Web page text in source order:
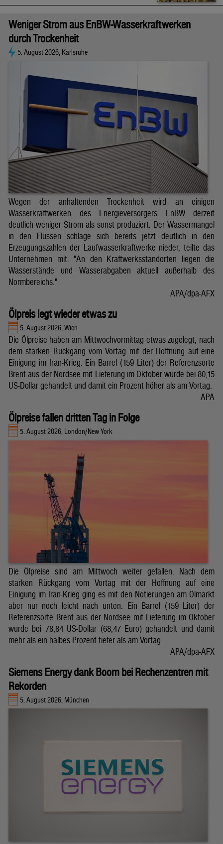
Weniger Strom aus EnBW-Wasserkraftwerken
durch Trockenheit
5. August 2026, Karlsruhe
Wegen der anhaltenden Trockenheit wird an einigen
Wasserkraftwerken des Energieversorgers EnBW derzeit
deutlich weniger Strom als sonst produziert. Der Wassermangel
in den Flüssen schlage sich bereits jetzt deutlich in den
Erzeugungszahlen der Laufwasserkraftwerke nieder, teilte das
Unternehmen mit. "An den Kraftwerksstandorten liegen die
Wasserstände und Wasserabgaben aktuell außerhalb des
Normbereichs."
APA/dpa-AFX
Ölpreis legt wieder etwas zu
5. August 2026, Wien
Die Ölpreise haben am Mittwochvormittag etwas zugelegt, nach
dem starken Rückgang vom Vortag mit der Hoffnung auf eine
Einigung im Iran-Krieg. Ein Barrel (159 Liter) der Referenzsorte
Brent aus der Nordsee mit Lieferung im Oktober wurde bei 80,15
US-Dollar gehandelt und damit ein Prozent höher als am Vortag.
APA
Ölpreise fallen dritten Tag in Folge
5. August 2026, London/New York
Die Ölpreise sind am Mittwoch weiter gefallen. Nach dem
starken Rückgang vom Vortag mit der Hoffnung auf eine
Einigung im Iran-Krieg ging es mit den Notierungen am Ölmarkt
aber nur noch leicht nach unten. Ein Barrel (159 Liter) der
Referenzsorte Brent aus der Nordsee mit Lieferung im Oktober
wurde bei 78,84 US-Dollar (68,47 Euro) gehandelt und damit
mehr als ein halbes Prozent tiefer als am Vortag.
APA/dpa-AFX
Siemens Energy dank Boom bei Rechenzentren mit
Rekorden
5. August 2026, München